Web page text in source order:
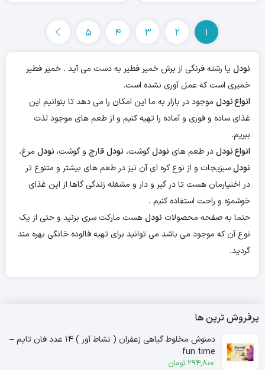
1
2
3
4
5
نودل یا رشته فرنگی از برش خمیر فطیر به دست می آید . خمیر فطیر
خمیری است که عمل آوری نشده است.
انواع نودل موجود در بازار به ما این امکان را می دهد تا بتوانیم این
غذای ساده و فوری و آماده را تهیه کنیم و از طعم های موجود لذت
ببریم.
انواع نودلدر طعم های نودلگوشت، نودلقارچ و گوشت، نودل مرغ،
نودلسبزیجات و از نوع کره ای آن نیز در طعم های بیشتر و متنوع تر
در اختیارمان هست تا در گیر و دار و مشغله زندگی گاها از این غذای
خوشمزه و راحت استفاده کنیم .
حتما به صفحه محصولات نودلهست مارکت سری بزنید و حتی از یک
نوع آن که موجود می باشد می توانید برای تهیه فالوده خانگی بهره مند
گردید.
پرفروش ترین ها
دمنوش مخلوط گیاهی زعفران ( نشاط آور ) ۱۴ عدد فان تایم –
fun time
294,800 تومان